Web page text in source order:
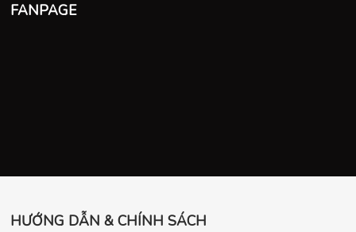
FANPAGE
HƯỚNG DẪN & CHÍNH SÁCH